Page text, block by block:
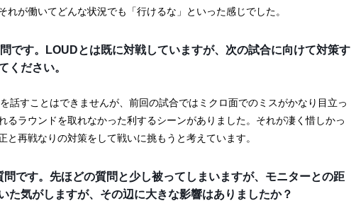
れが働いてどんな状況でも「行けるな」といった感じでした。
です。LOUDとは既に対戦していますが、次の試合に向けて対策す
ください。
話すことはできませんが、前回の試合ではミクロ面でのミスがかなり目立っ
るラウンドを取れなかった利するシーンがありました。それが凄く惜しかっ
と再戦なりの対策をして戦いに挑もうと考えています。
です。先ほどの質問と少し被ってしまいますが、モニターとの距
た気がしますが、その辺に大きな影響はありましたか？